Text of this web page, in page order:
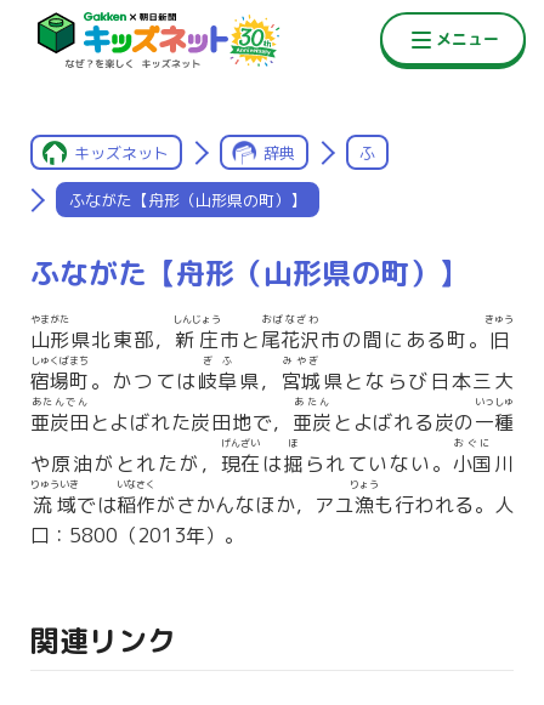
キッズネット 辞典 ふ
ふながた【舟形（山形県の町）】
ふながた【舟形（山形県の町）】
山形
やまがた
県北東部， 新庄
しんじょう
市と尾花沢
おばなざわ
市の間にある町。 旧
きゅう
宿場町
しゅくばまち
。かつては岐阜
ぎふ
県， 宮城
みやぎ
県とならび日本三大
亜炭田
あたんでん
とよばれた炭田地で， 亜炭
あたん
とよばれる炭の一種
いっしゅ
や原油がとれたが， 現在
げんざい
は掘
ほ
られていない。 小国
おぐに
川
流域
りゅういき
では稲作
いなさく
がさかんなほか，アユ漁
りょう
も行われる。人
口：5800（2013年）。
関連リンク